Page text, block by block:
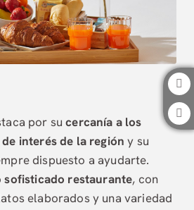
por sucercanía a los
interés de la región y su
dispuesto a ayudarte.
sofisticado restaurante, con
elaborados y una variedad